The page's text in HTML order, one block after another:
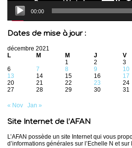
00:00
Dates de mise à jour :
décembre 2021
L
M M J V
1
2 3
6
7 8 9 10
13
14 15 16 17
20
21 22 23 24
27
28 29 30 31
« Nov Jan »
Site Internet de l’AFAN
L’AFAN possède un site Internet qui vous
d’informations générales sur l’Echelle N et sur